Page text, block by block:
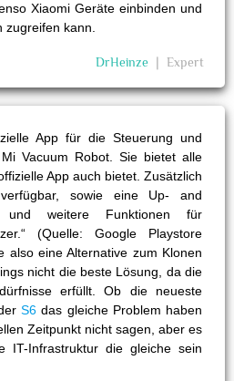
Xiaomi Geräte einbinden und
kann.
DrHeinze Expert
App für die Steuerung und
Vacuum Robot. Sie bietet alle
App auch bietet. Zusätzlich
sowie eine Up- and
und weitere Funktionen für
(Quelle: Google Playstore
also eine Alternative zum Klonen
nicht die beste Lösung, da die
erfüllt. Ob die neueste
S6 das gleiche Problem haben
Zeitpunkt nicht sagen, aber es
IT-Infrastruktur die gleiche sein